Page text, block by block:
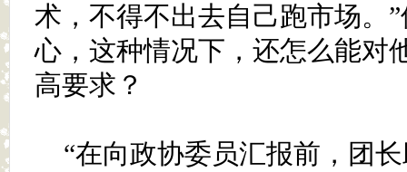
术，不得不出去自己跑市场。
心，这种情况下，还怎么能对
高要求？
“在向政协委员汇报前，团